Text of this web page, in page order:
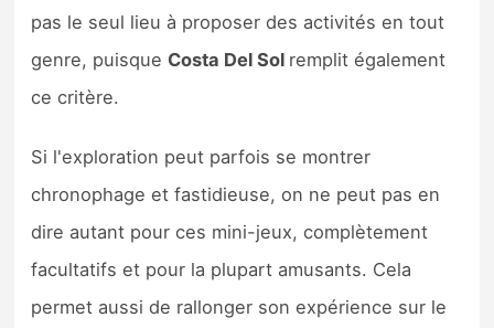
pas le seul lieu à proposer des activités en tout
genre, puisque Costa Del Sol remplit également
ce critère.
Si l'exploration peut parfois se montrer
chronophage et fastidieuse, on ne peut pas en
dire autant pour ces mini-jeux, complètement
facultatifs et pour la plupart amusants. Cela
permet aussi de rallonger son expérience sur le